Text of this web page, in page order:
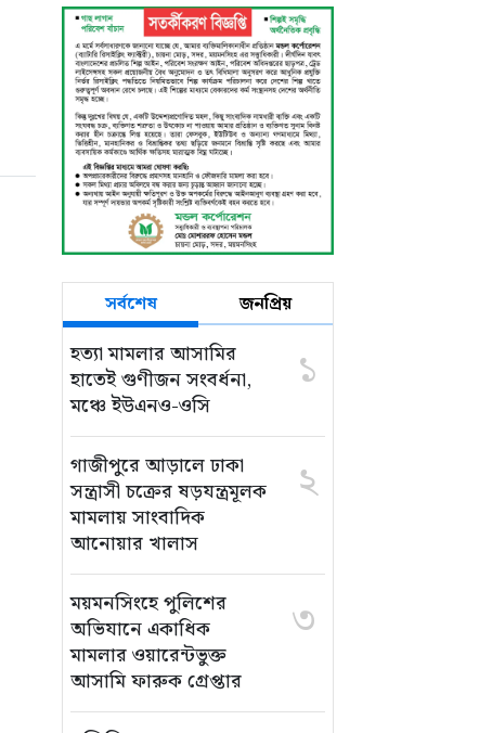
সর্বশেষ জনপ্রিয়
হত্যা মামলার আসামির
হাতেই গুণীজন সংবর্ধনা,
মঞ্চে ইউএনও-ওসি
১
গাজীপুরে আড়ালে ঢাকা
সন্ত্রাসী চক্রের ষড়যন্ত্রমূলক
মামলায় সাংবাদিক
আনোয়ার খালাস
২
ময়মনসিংহে পুলিশের
অভিযানে একাধিক
মামলার ওয়ারেন্টভুক্ত
আসামি ফারুক গ্রেপ্তার
৩